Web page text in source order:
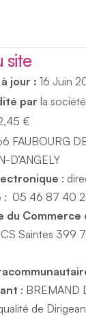
site
jour : 16 Juin
par la
€
FAUBOURG
D’ANGELY
:
:  05 46 87 40
du
Saintes 399
: BREMAND
de